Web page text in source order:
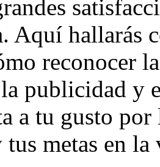
Aquí hallarás
reconocer
la publicidad y
a tu gusto
metas en la